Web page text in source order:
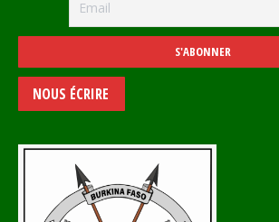
NOUS ÉCRIRE